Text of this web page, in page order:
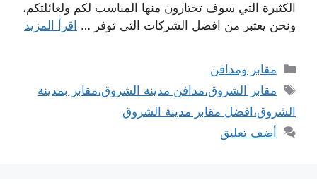
الكثيرة التي سوف تختارون منها المناسب لكم ولعائلتكم،
ونحن يعتبر من افضل الشركات التى توفر … اقرأ المزيد
التصنيفات
مقابر ومدافن
الوسوم
مقابر الشروق،مدافن مدينة الشروق،مقابر بمدينة
الشروق،افضل مقابر مدينة الشروق
أضف تعليق